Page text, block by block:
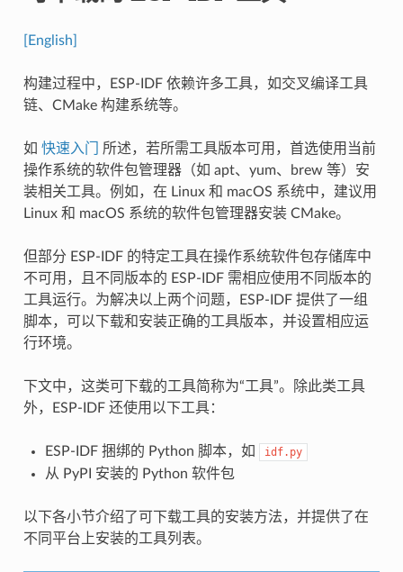
[English]
构建过程中，ESP-IDF 依赖许多工具，如交叉编译工具
链、CMake 构建系统等。
如 快速入门
所述，若所需工具版本可用，首选使用当前
操作系统的软件包管理器（如 apt、yum、brew 等）安
装相关工具。例如，在 Linux 和 macOS 系统中，建议用
Linux 和 macOS 系统的软件包管理器安装 CMake。
但部分 ESP-IDF 的特定工具在操作系统软件包存储库中
不可用，且不同版本的 ESP-IDF 需相应使用不同版本的
工具运行。为解决以上两个问题，ESP-IDF 提供了一组
脚本，可以下载和安装正确的工具版本，并设置相应运
行环境。
下文中，这类可下载的工具简称为“工具”。除此类工具
外，ESP-IDF 还使用以下工具：
ESP-IDF 捆绑的 Python 脚本，如 idf.py
从 PyPI 安装的 Python 软件包
以下各小节介绍了可下载工具的安装方法，并提供了在
不同平台上安装的工具列表。